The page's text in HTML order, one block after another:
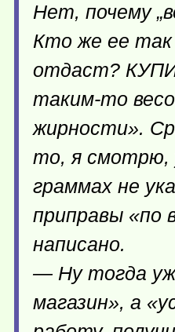
Нет, почему
Кто же ее
отдаст?
таким-то
жирности».
то, я смотрю,
граммах не
приправы «по
написано.
— Ну тогда
магазин», а